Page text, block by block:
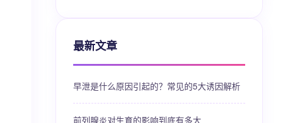
最新文章
早泄是什么原因引起的？常见的5大诱因解析
前列腺炎对生育的影响到底有多大